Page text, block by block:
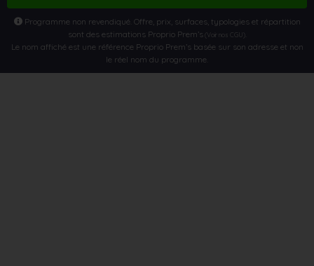
Programme non revendiqué. Offre, prix, surfaces, typologies et répartition
sont des estimations Proprio Prem’s(Voir nos CGU)
Le nom affiché est une référence Proprio Prem’s basée sur son adresse et non
le réel nom du programme.